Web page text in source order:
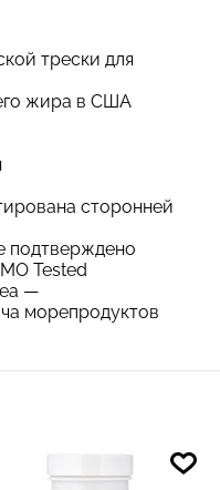
трески для
жира в США
сторонней
подтверждено
Tested
—
морепродуктов